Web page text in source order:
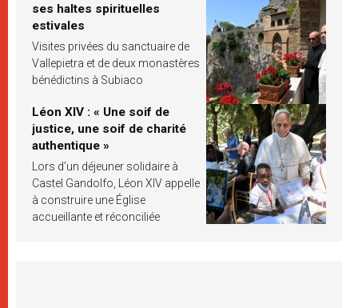
ses haltes spirituelles
estivales
Visites privées du sanctuaire de
Vallepietra et de deux monastères
bénédictins à Subiaco
Léon XIV : « Une soif de
justice, une soif de charité
authentique »
Lors d’un déjeuner solidaire à
Castel Gandolfo, Léon XIV appelle
à construire une Église
accueillante et réconciliée